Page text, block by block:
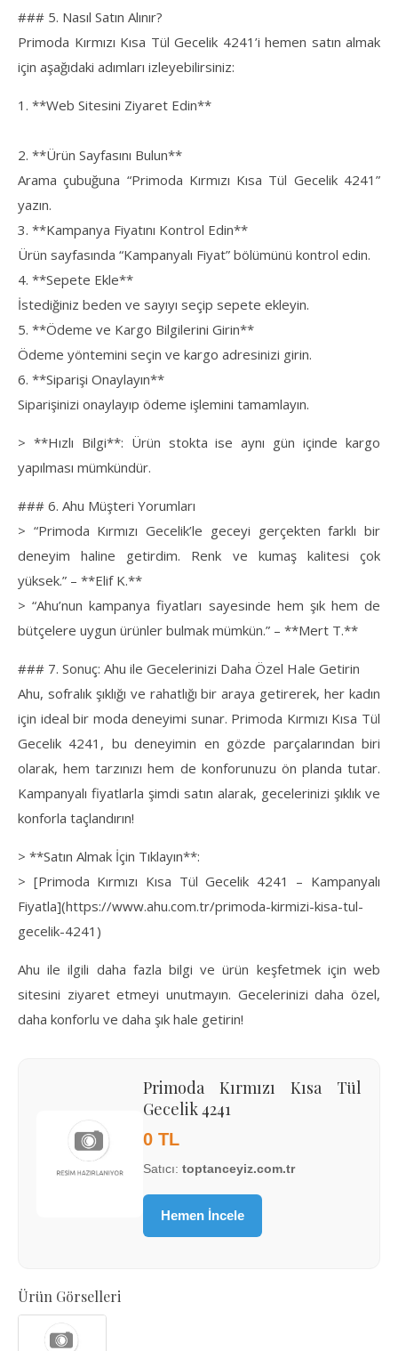
### 5. Nasıl Satın Alınır?
Primoda Kırmızı Kısa Tül Gecelik 4241’i hemen satın almak
için aşağıdaki adımları izleyebilirsiniz:
1. **Web Sitesini Ziyaret Edin**
2. **Ürün Sayfasını Bulun**
Arama çubuğuna “Primoda Kırmızı Kısa Tül Gecelik 4241”
yazın.
3. **Kampanya Fiyatını Kontrol Edin**
Ürün sayfasında “Kampanyalı Fiyat” bölümünü kontrol edin.
4. **Sepete Ekle**
İstediğiniz beden ve sayıyı seçip sepete ekleyin.
5. **Ödeme ve Kargo Bilgilerini Girin**
Ödeme yöntemini seçin ve kargo adresinizi girin.
6. **Siparişi Onaylayın**
Siparişinizi onaylayıp ödeme işlemini tamamlayın.
> **Hızlı Bilgi**: Ürün stokta ise aynı gün içinde kargo
yapılması mümkündür.
### 6. Ahu Müşteri Yorumları
> “Primoda Kırmızı Gecelik’le geceyi gerçekten farklı bir
deneyim haline getirdim. Renk ve kumaş kalitesi çok
yüksek.” – **Elif K.**
> “Ahu’nun kampanya fiyatları sayesinde hem şık hem de
bütçelere uygun ürünler bulmak mümkün.” – **Mert T.**
### 7. Sonuç: Ahu ile Gecelerinizi Daha Özel Hale Getirin
Ahu, sofralık şıklığı ve rahatlığı bir araya getirerek, her kadın
için ideal bir moda deneyimi sunar. Primoda Kırmızı Kısa Tül
Gecelik 4241, bu deneyimin en gözde parçalarından biri
olarak, hem tarzınızı hem de konforunuzu ön planda tutar.
Kampanyalı fiyatlarla şimdi satın alarak, gecelerinizi şıklık ve
konforla taçlandırın!
> **Satın Almak İçin Tıklayın**:
> [Primoda Kırmızı Kısa Tül Gecelik 4241 – Kampanyalı
Fiyatla](https://www.ahu.com.tr/primoda-kirmizi-kisa-tul-
gecelik-4241)
Ahu ile ilgili daha fazla bilgi ve ürün keşfetmek için web
sitesini ziyaret etmeyi unutmayın. Gecelerinizi daha özel,
daha konforlu ve daha şık hale getirin!
Primoda Kırmızı Kısa Tül
Gecelik 4241
0 TL
Satıcı: toptanceyiz.com.tr
Hemen İncele
Ürün Görselleri